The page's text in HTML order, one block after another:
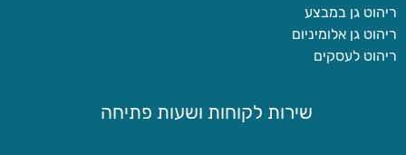
ריהוט גן במבצע
ריהוט גן אלומיניום
ריהוט לעסקים
שירות לקוחות ושעות פתיחה